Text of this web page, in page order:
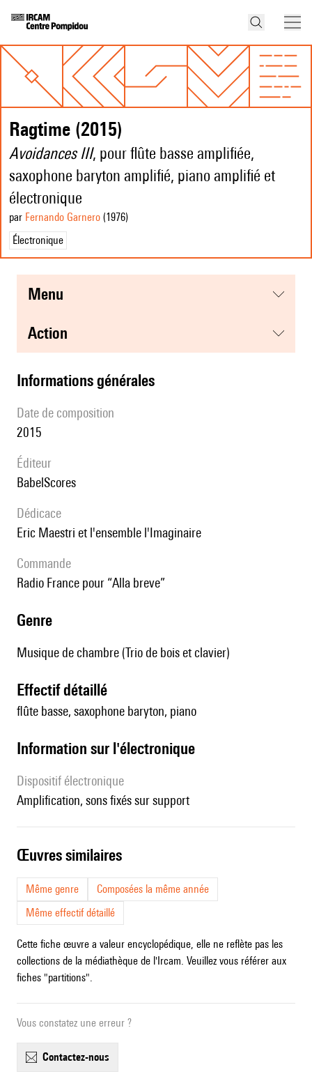
Ragtime (2015)
Avoidances III, pour flûte basse amplifiée,
saxophone baryton amplifié, piano amplifié et
électronique
par Fernando Garnero (1976)
Électronique
menu
action
informations générales
date de composition
2015
éditeur
BabelScores
Dédicace
Eric Maestri et l'ensemble l'Imaginaire
Commande
Radio France pour “Alla breve”
genre
Musique de chambre (Trio de bois et clavier)
effectif détaillé
flûte basse, saxophone baryton, piano
Information sur l'électronique
Dispositif électronique
amplification, sons fixés sur support
œuvres similaires
Même genre
Composées la même année
Même effectif détaillé
Cette fiche œuvre a valeur encyclopédique, elle ne reflète pas les
collections de la médiathèque de l'Ircam. Veuillez vous référer aux
fiches "partitions".
Vous constatez une erreur ?
contactez-nous